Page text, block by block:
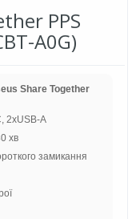
PPS
A0G)
Share Together
2xUSB-A
хв
замикання